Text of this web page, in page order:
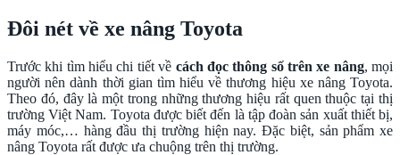
Đôi nét về xe nâng Toyota
Trước khi tìm hiểu chi tiết về cách đọc thông số trên xe nâng, mọi
người nên dành thời gian tìm hiểu về thương hiệu xe nâng Toyota.
Theo đó, đây là một trong những thương hiệu rất quen thuộc tại thị
trường Việt Nam. Toyota được biết đến là tập đoàn sản xuất thiết bị,
máy móc,… hàng đầu thị trường hiện nay. Đặc biệt, sản phẩm xe
nâng Toyota rất được ưa chuộng trên thị trường.